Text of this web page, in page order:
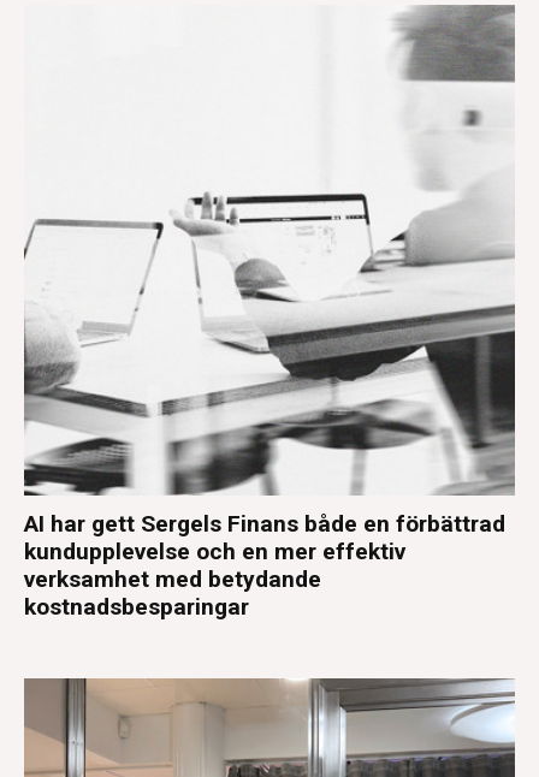
AI har gett Sergels Finans både en förbättrad
kundupplevelse och en mer effektiv
verksamhet med betydande
kostnadsbesparingar